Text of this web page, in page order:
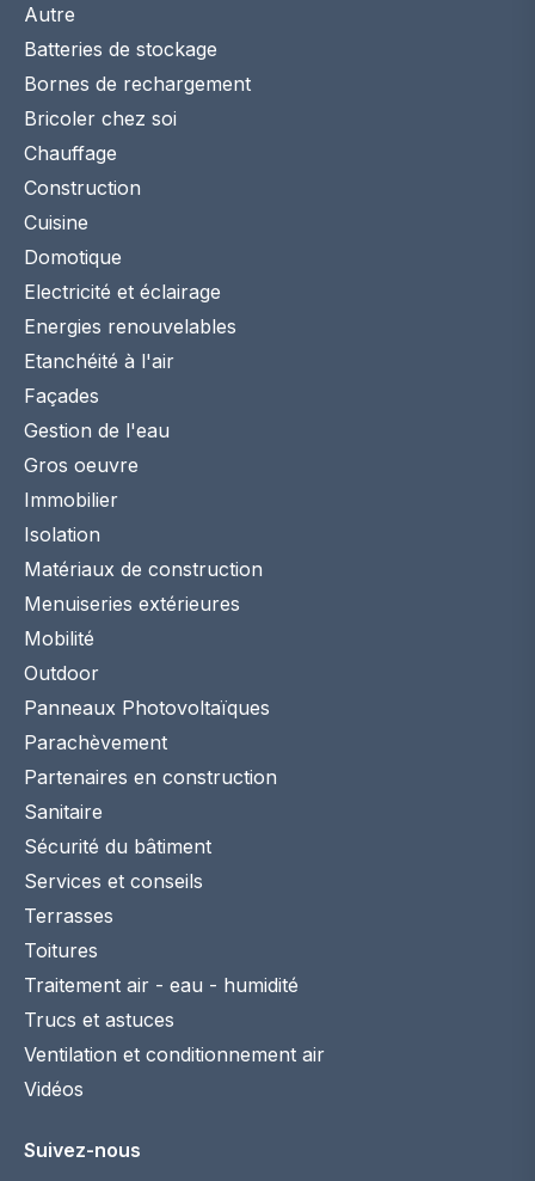
Autre
Batteries de stockage
Bornes de rechargement
Bricoler chez soi
Chauffage
Construction
Cuisine
Domotique
Electricité et éclairage
Energies renouvelables
Etanchéité à l'air
Façades
Gestion de l'eau
Gros oeuvre
Immobilier
Isolation
Matériaux de construction
Menuiseries extérieures
Mobilité
Outdoor
Panneaux Photovoltaïques
Parachèvement
Partenaires en construction
Sanitaire
Sécurité du bâtiment
Services et conseils
Terrasses
Toitures
Traitement air - eau - humidité
Trucs et astuces
Ventilation et conditionnement air
Vidéos
Suivez-nous